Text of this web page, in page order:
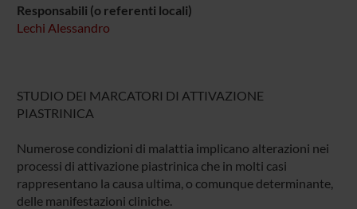
Responsabili (o referenti locali)
Lechi Alessandro
STUDIO DEI MARCATORI DI ATTIVAZIONE
PIASTRINICA
Numerose condizioni di malattia implicano alterazioni nei
processi di attivazione piastrinica che in molti casi
rappresentano la causa ultima, o comunque determinante,
delle manifestazioni cliniche.